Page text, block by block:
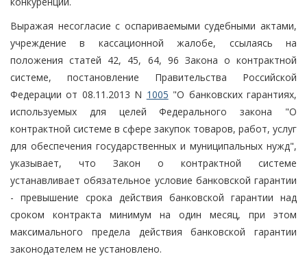
Выражая несогласие с оспариваемыми судебными актами,
учреждение в кассационной жалобе, ссылаясь на
положения статей 42, 45, 64, 96 Закона о контрактной
системе, постановление Правительства Российской
Федерации от 08.11.2013 N 1005 "О банковских гарантиях,
используемых для целей Федерального закона "О
контрактной системе в сфере закупок товаров, работ, услуг
для обеспечения государственных и муниципальных нужд",
указывает, что Закон о контрактной системе
устанавливает обязательное условие банковской гарантии
- превышение срока действия банковской гарантии над
сроком контракта минимум на один месяц, при этом
максимального предела действия банковской гарантии
законодателем не установлено.